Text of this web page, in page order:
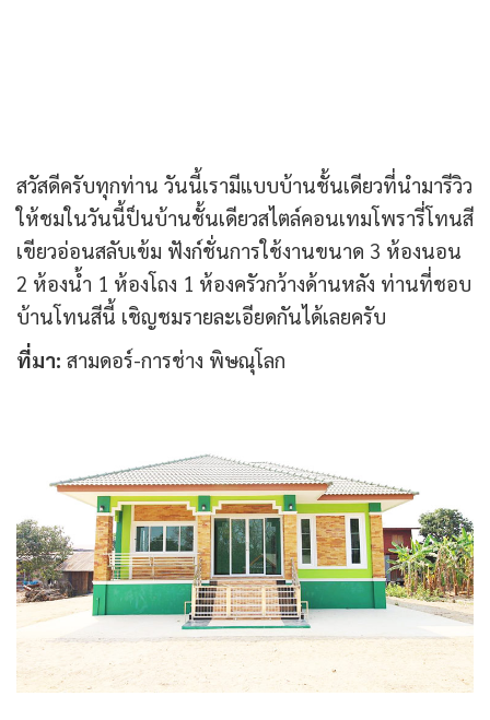
สวัสดีครับทุกท่าน วันนี้เรามีแบบบ้านชั้นเดียวที่นำมารีวิว
ให้ชมในวันนี้ป็นบ้านชั้นเดียวสไตล์คอนเทมโพรารี่โทนสี
เขียวอ่อนสลับเข้ม ฟังก์ชั่นการใช้งานขนาด 3 ห้องนอน
2 ห้องน้ำ 1 ห้องโถง 1 ห้องครัวกว้างด้านหลัง ท่านที่ชอบ
บ้านโทนสีนี้ เชิญชมรายละเอียดกันได้เลยครับ
ที่มา: สามดอร์-การช่าง พิษณุโลก